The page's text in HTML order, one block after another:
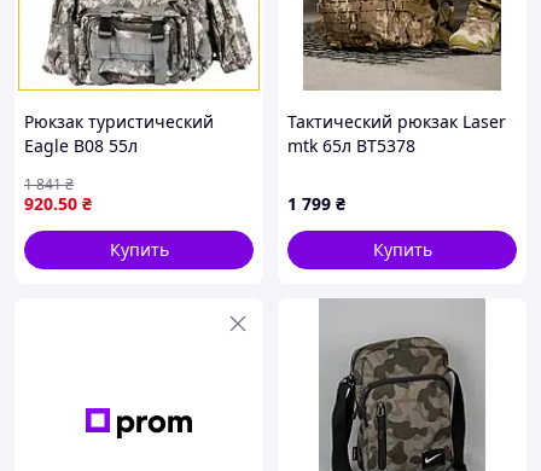
Рюкзак туристический
Eagle B08 55л
и активного отдыха с
системой MOLLE
920.50 ₴
1 841₴
Купить
Тактический рюкзак Laser
mtk 65л ВТ5378
1 799 ₴
Купить